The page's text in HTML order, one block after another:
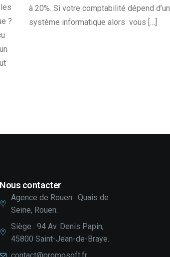
?
à 20%. Si votre comptabilité dépend d’un
système informatique alors vous […]
Nous contacter
Agence de Rouen : Quais de
Seine, Rouen.
Siège : 94 Av. Denis Papin,
45800 Saint-Jean-de-Braye.